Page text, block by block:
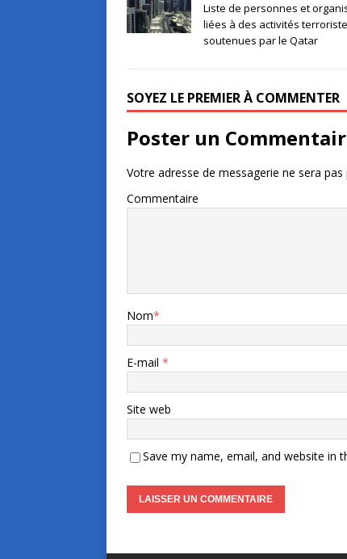
Liste de personnes et
liées à des activités
soutenues par le Qatar
SOYEZ LE PREMIER À COMMENTER
Poster un
Votre adresse de messagerie ne sera pas
Commentaire
Nom*
E-mail *
Site web
Save my name, email, and website in